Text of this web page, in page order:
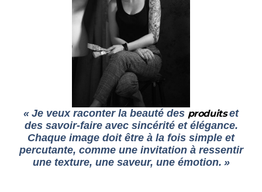
« Je veux raconter la beauté des produitset
des savoir-faire avec sincérité et élégance.
Chaque image doit être à la fois simple et
percutante, comme une invitation à ressentir
une texture, une saveur, une émotion. »